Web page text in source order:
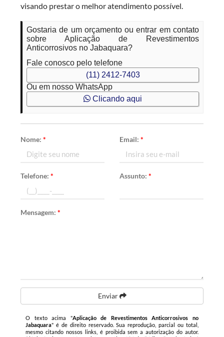
visando prestar o melhor atendimento possível.
Gostaria de um orçamento ou entrar em contato
sobre Aplicação de Revestimentos
Anticorrosivos no Jabaquara?
Fale conosco pelo telefone
(11) 2412-7403
Ou em nosso WhatsApp
Clicando aqui
Nome:* Email: *
Telefone:* Assunto: *
Mensagem:*
Enviar
O texto acima "Aplicação de Revestimentos Anticorrosivos no
Jabaquara" é de direito reservado. Sua reprodução, parcial ou total,
mesmo citando nossos links, é proibida sem a autorização do autor.